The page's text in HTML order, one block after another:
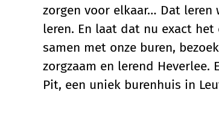
zorgen voor elkaar… Dat
leren. En laat dat nu exact
samen met onze buren,
zorgzaam en lerend
Pit, een uniek burenhuis in